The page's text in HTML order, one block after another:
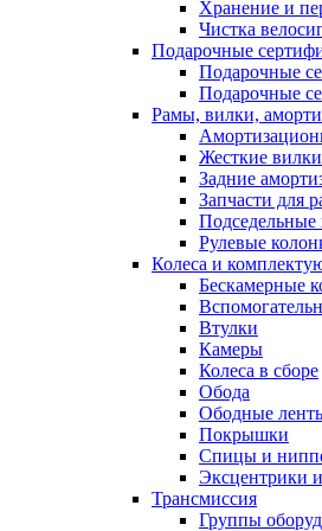
Хранение и
Чистка
Подарочные
Подарочные
Подарочные
Рамы, вилки,
Жесткие вилки
Задние
Запчасти для
Подседельные
Рулевые
Колеса и
Бескамерные
Втулки
Камеры
Колеса в сборе
Обода
Ободные
Покрышки
Спицы и
Эксцентрики
Трансмиссия
Группы